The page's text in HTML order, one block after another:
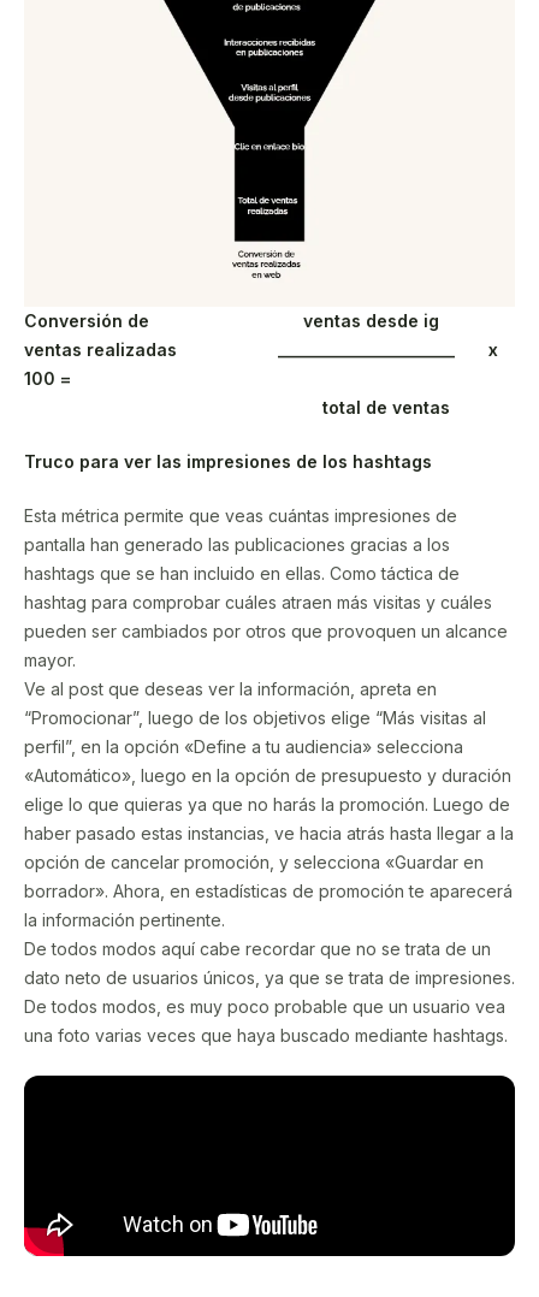
Conversión de ventas desde ig
ventas realizadas _____________________ x
100 =
total de ventas
Truco para ver las impresiones de los hashtags
Esta métrica permite que veas cuántas impresiones de
pantalla han generado las publicaciones gracias a los
hashtags que se han incluido en ellas. Como táctica de
hashtag para comprobar cuáles atraen más visitas y cuáles
pueden ser cambiados por otros que provoquen un alcance
mayor.
Ve al post que deseas ver la información, apreta en
“Promocionar”, luego de los objetivos elige “Más visitas al
perfil”, en la opción «Define a tu audiencia» selecciona
«Automático», luego en la opción de presupuesto y duración
elige lo que quieras ya que no harás la promoción. Luego de
haber pasado estas instancias, ve hacia atrás hasta llegar a la
opción de cancelar promoción, y selecciona «Guardar en
borrador». Ahora, en estadísticas de promoción te aparecerá
la información pertinente.
De todos modos aquí cabe recordar que no se trata de un
dato neto de usuarios únicos, ya que se trata de impresiones.
De todos modos, es muy poco probable que un usuario vea
una foto varias veces que haya buscado mediante hashtags.